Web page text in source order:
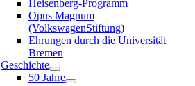
Heisenberg-Programm
Opus Magnum
(VolkswagenStiftung)
Ehrungen durch die Universität
Bremen
Geschichte
50 Jahre